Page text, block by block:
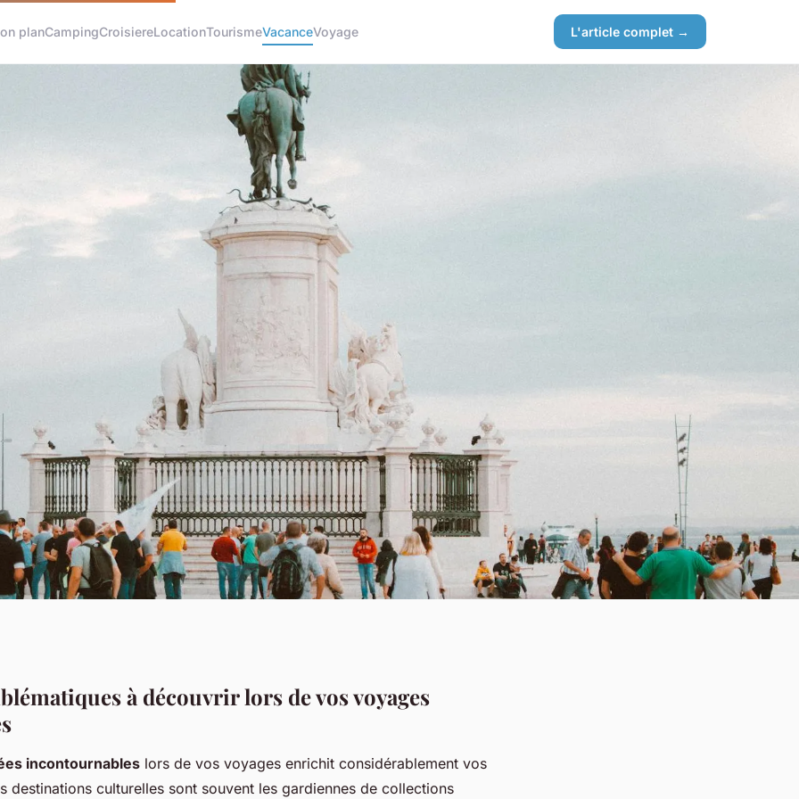
planCampingCroisiereLocationTourismeVacanceVoyage L'article complet →
: Joyaux
pour Enrichir Vos
à découvrir lors de vos voyages
incontournables lors de vos voyages enrichit considérablement vos
destinations culturelles sont souvent les gardiennes de collections